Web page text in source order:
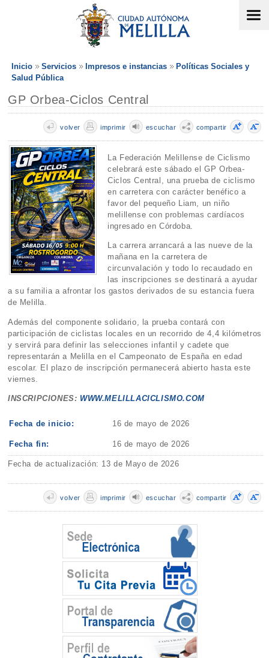
Inicio Servicios Impresos e instancias
Políticas Sociales y
Salud Pública
GP Orbea-Ciclos Central
compartir
escuchar
imprimir
volver
La Federación Melillense de Ciclismo
celebrará este sábado el GP Orbea-
Ciclos Central, una prueba de ciclismo
en carretera con carácter benéfico a
favor del pequeño Liam, un niño
melillense con problemas cardíacos
ingresado en Córdoba.
La carrera arrancará a las nueve de la
mañana en la carretera de
circunvalación y todo lo recaudado en
las inscripciones se destinará a ayudar
a su familia a afrontar los gastos derivados de su estancia fuera
de Melilla.
Además del componente solidario, la prueba contará con
participación de ciclistas locales en un recorrido de 4,4 kilómetros
y servirá para definir las selecciones infantil y cadete que
representarán a Melilla en el Campeonato de España en edad
escolar. El plazo de inscripción permanecerá abierto hasta este
viernes.
INSCRIPCIONES: WWW.MELILLACICLISMO.COM
Fecha de inicio: 16 de mayo de 2026
Fecha fin: 16 de mayo de 2026
Fecha de actualización: 13 de Mayo de 2026
compartir
escuchar
imprimir
volver